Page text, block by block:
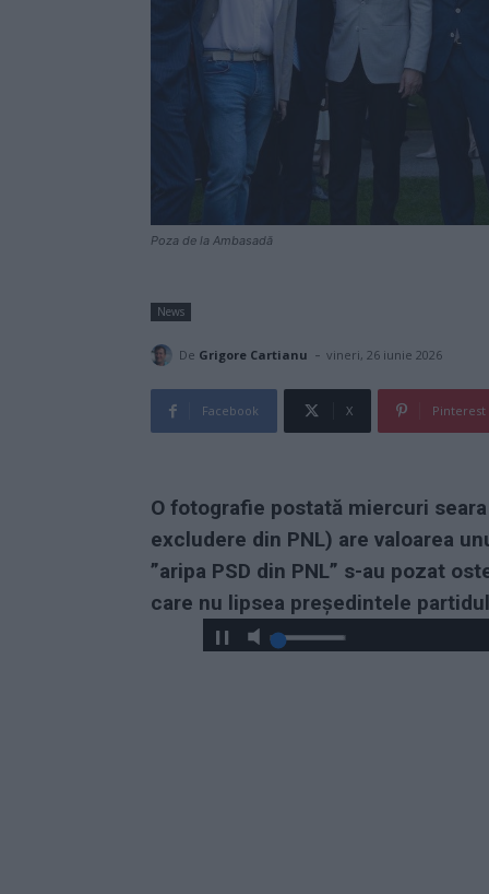
Poza de la Ambasadă
News
De Grigore Cartianu - vineri, 26 iunie 2026
Facebook X Pinterest
O fotografie postată miercuri
excludere din PNL) are valoarea
”aripa PSD din PNL” s-au pozat
care nu lipsea președintele